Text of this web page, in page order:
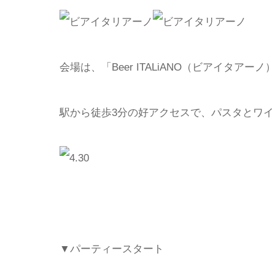
会場は、「Beer ITALiANO（ビアイタアーノ）
駅から徒歩3分の好アクセスで、パスタとワ
▼パーティースタート